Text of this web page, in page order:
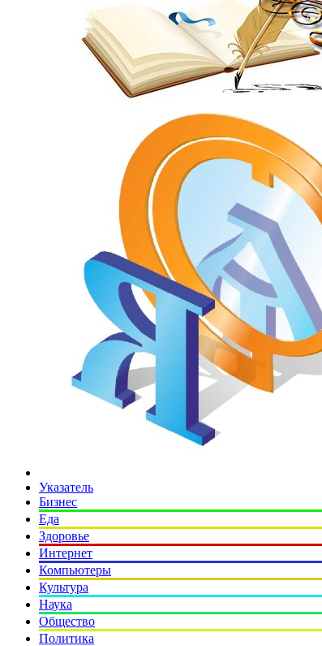
Указатель
Бизнес
Еда
Здоровье
Интернет
Компьютеры
Культура
Наука
Общество
Политика